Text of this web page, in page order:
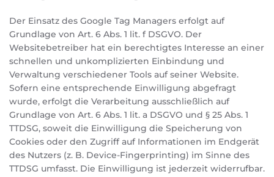
Der Einsatz des Google Tag Managers erfolgt auf
Grundlage von Art. 6 Abs. 1 lit. f DSGVO. Der
Websitebetreiber hat ein berechtigtes Interesse an einer
schnellen und unkomplizierten Einbindung und
Verwaltung verschiedener Tools auf seiner Website.
Sofern eine entsprechende Einwilligung abgefragt
wurde, erfolgt die Verarbeitung ausschließlich auf
Grundlage von Art. 6 Abs. 1 lit. a DSGVO und § 25 Abs. 1
TTDSG, soweit die Einwilligung die Speicherung von
Cookies oder den Zugriff auf Informationen im Endgerät
des Nutzers (z. B. Device-Fingerprinting) im Sinne des
TTDSG umfasst. Die Einwilligung ist jederzeit widerrufbar.